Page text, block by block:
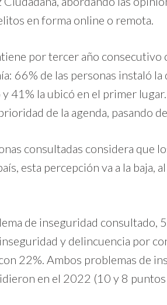
en forma online o remota.
por tercer año
66% de las personas instaló
41% la ubicó en el primer
de la agenda, pasando
consultadas considera que
esta percepción va a la baja,
de inseguridad consultado,
y delincuencia por
22%. Ambos problemas de
en el 2022 (10 y 8